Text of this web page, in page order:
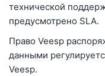
технической
предусмотрено SLA.
Право Veesp
данными
Veesp.